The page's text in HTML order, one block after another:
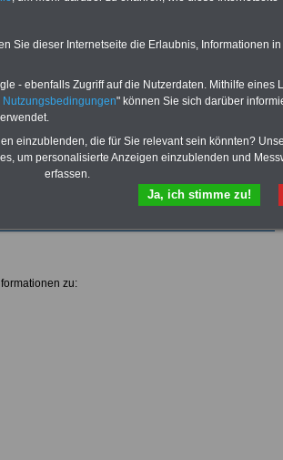
im
von 12 Monaten bleiben Sie in den
wichtigsten Fragen zum Öffentlichen
Sie finden im Portal
OnlineServicezehn OnlineBücher
- lesen
- und/oder ausdrucken.Mehr Infos
zu:
Sie dieser Internetseite die Erlaubnis, Informationen in
- ebenfalls Zugriff auf die Nutzerdaten. Mithilfe eines
" können Sie sich darüber
einzublenden, die für Sie relevant sein könnten?
um personalisierte Anzeigen einzublenden und
erfassen.
Ja, ich stimme zu!